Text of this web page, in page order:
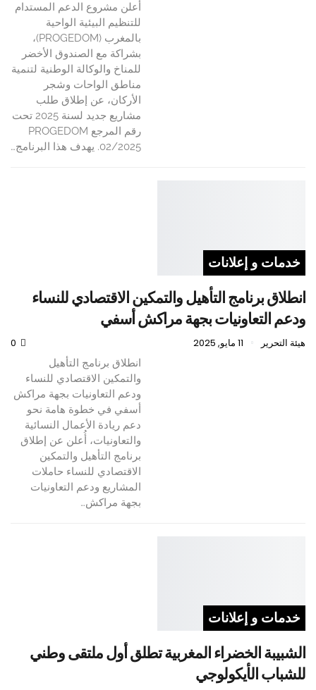
أعلن مشروع الدعم المستدام
للتنظيم البيئية الواحية
بالمغرب (PROGEDOM)،
بشراكة مع الصندوق الأخضر
للمناخ والوكالة الوطنية لتنمية
مناطق الواحات وشجر
الأركان، عن إطلاق طلب
مشاريع جديد لسنة 2025 تحت
رقم المرجع PROGEDOM
02/2025. يهدف هذا البرنامج…
خدمات و إعلانات
انطلاق برنامج التأهيل والتمكين الاقتصادي للنساء
ودعم التعاونيات بجهة مراكش أسفي
هيئة التحرير 11 مايو, 2025
انطلاق برنامج التأهيل
والتمكين الاقتصادي للنساء
ودعم التعاونيات بجهة مراكش
أسفي في خطوة هامة نحو
دعم ريادة الأعمال النسائية
والتعاونيات، أُعلن عن إطلاق
برنامج التأهيل والتمكين
الاقتصادي للنساء حاملات
المشاريع ودعم التعاونيات
بجهة مراكش…
خدمات و إعلانات
الشبيبة الخضراء المغربية تطلق أول ملتقى وطني
للشباب الأيكولوجي